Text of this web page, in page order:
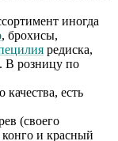
иногда
, брохисы,
редиска,
В розницу по
есть
(своего
конго и красный